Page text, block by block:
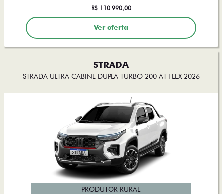
R$ 110.990,00
Ver oferta
STRADA
STRADA ULTRA CABINE DUPLA TURBO 200 AT FLEX 2026
PRODUTOR RURAL